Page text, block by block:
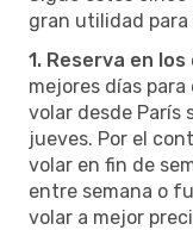
gran utilidad
1. Reserva en
mejores días
volar desde París
jueves. Por el
volar en fin de
entre semana o
volar a mejor